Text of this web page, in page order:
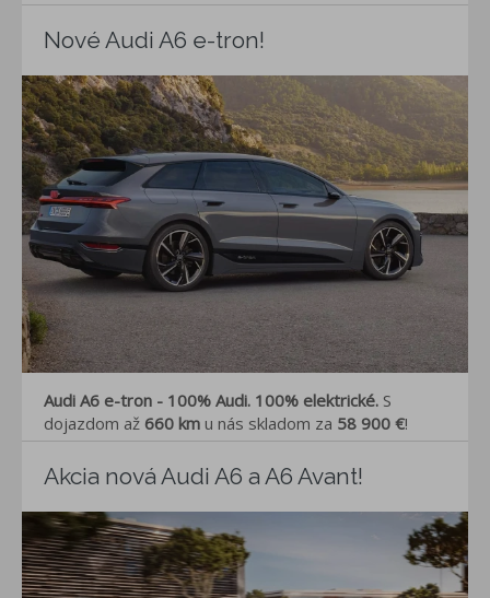
Nové Audi A6 e-tron!
Audi A6 e-tron - 100% Audi. 100% elektrické. S
dojazdom až 660 km u nás skladom za 58 900 €!
Akcia nová Audi A6 a A6 Avant!